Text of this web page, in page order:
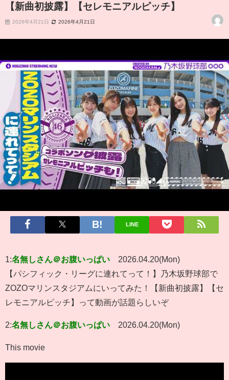
【新曲初披露】【セレモニアルピッチ】
2026年4月21日 2026年4月21日
LINE
1:名無しさん＠お腹いっぱい
2026.04.20(Mon)
【パシフィック・リーグに連れてって！】乃木坂野球部で
ZOZOマリンスタジアムにいってみた！【新曲初披露】【セ
レモニアルピッチ】って動画が話題らしいぞ
2:名無しさん＠お腹いっぱい 2026.04.20(Mon)
This movie